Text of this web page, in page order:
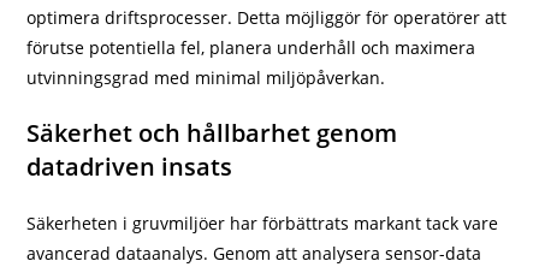
optimera driftsprocesser. Detta möjliggör för operatörer att
förutse potentiella fel, planera underhåll och maximera
utvinningsgrad med minimal miljöpåverkan.
Säkerhet och hållbarhet genom
datadriven insats
Säkerheten i gruvmiljöer har förbättrats markant tack vare
avancerad dataanalys. Genom att analysera sensor-data